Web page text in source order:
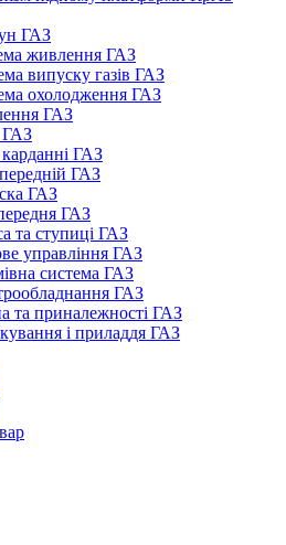
ГАЗ
живлення ГАЗ
випуску газів ГАЗ
охолодження ГАЗ
ГАЗ
ГАЗ
ГАЗ
ГАЗ
ГАЗ
та ступиці ГАЗ
управління ГАЗ
система ГАЗ
ГАЗ
та приналежності ГАЗ
і приладдя ГАЗ